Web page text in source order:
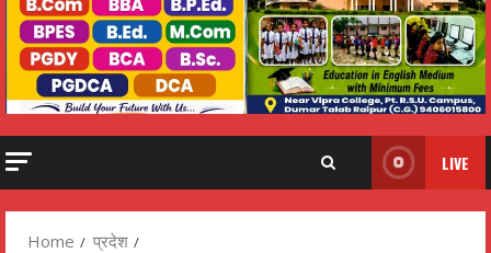
LIVE
Home
प्रदेश